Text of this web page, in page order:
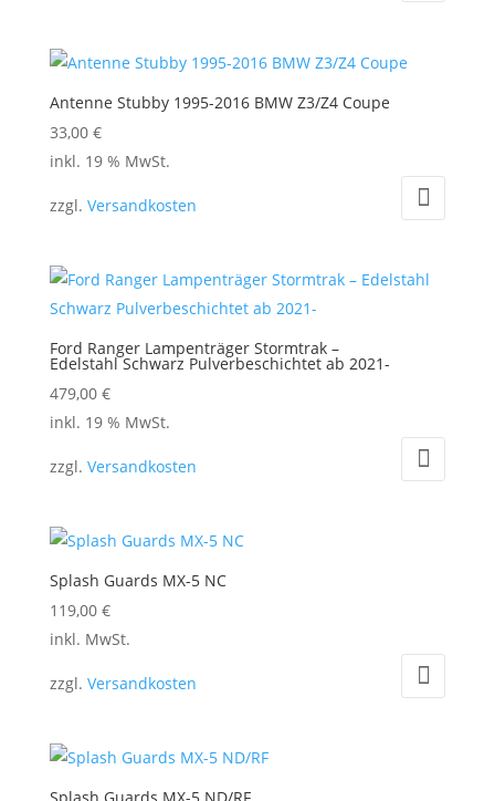
Antenne Stubby 1995-2016 BMW Z3/Z4 Coupe
33,00 €
inkl. 19 % MwSt.
zzgl. Versandkosten
Ford Ranger Lampenträger Stormtrak –
Edelstahl Schwarz Pulverbeschichtet ab 2021-
479,00 €
inkl. 19 % MwSt.
zzgl. Versandkosten
Splash Guards MX-5 NC
119,00 €
Dieses
weist
Varianten
inkl. MwSt.
zzgl. Versandkosten